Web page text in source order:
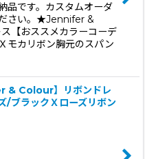
品です。カスタムオーダ
さい。★Jennifer &
【おススメカラーコーデ
モカリボン胸元のスパン
& Colour】リボンドレ
ブラックＸローズリボン